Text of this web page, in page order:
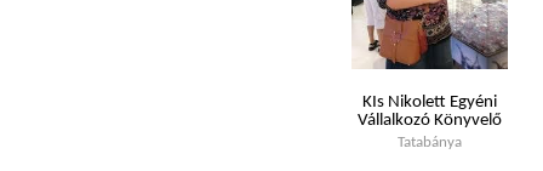
KIs Nikolett Egyéni
Vállalkozó Könyvelő
Tatabánya